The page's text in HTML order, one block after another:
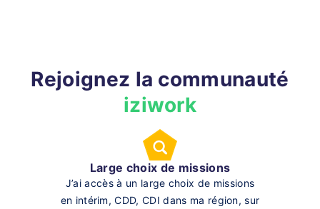
Rejoignez la communauté
iziwork
Large choix de missions
J’ai accès à un large choix de missions
en intérim, CDD, CDI dans ma région, sur